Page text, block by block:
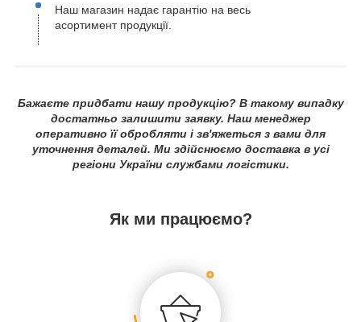
Наш магазин надає гарантію на весь
асортимент продукції.
Бажаєте придбати нашу продукцію? В такому випадку
достатньо залишити заявку. Наш менеджер
оперативно її обробляти і зв'яжеться з вами для
уточнення деталей. Ми здійснюємо доставка в усі
регіони України службами логістики.
Як ми працюємо?